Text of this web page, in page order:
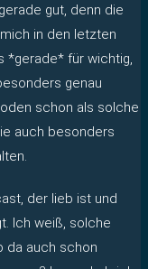
gut, denn die
in den letzten
*gerade* für wichtig,
genau
schon als solche
auch besonders
der lieb ist und
Ich weiß, solche
da auch schon